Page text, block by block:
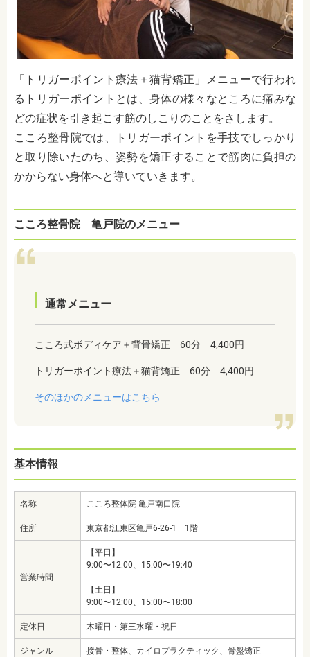
「 トリガーポイント療法＋猫背矯正 」メニューで行われ
るトリガーポイントとは、身体の様々なところに痛みな
どの症状を引き起こす筋のしこりのことをさします。
こころ整骨院では、トリガーポイントを手技でしっかり
と取り除いたのち、姿勢を矯正することで筋肉に負担の
かからない身体へと導いていきます。
こころ整骨院 亀戸院のメニュー
通常メニュー
こころ式ボディケア＋背骨矯正 60分 4,400円
トリガーポイント療法＋猫背矯正 60分 4,400円
そのほかのメニューはこちら
基本情報
名称 こころ整体院 亀戸南口院
住所 東京都江東区亀戸6-26-1 1階
営業時間
【平日】
9:00〜12:00、15:00〜19:40
【土日】
9:00〜12:00、15:00〜18:00
定休日 木曜日・第三水曜・祝日
ジャンル 接骨・整体、カイロプラクティック、骨盤矯正